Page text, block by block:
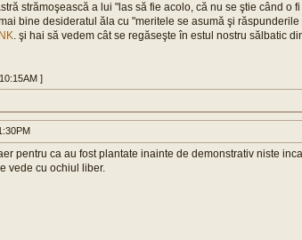
strămoşească a lui "las să fie acolo, că nu se ştie când o
bine desideratul ăla cu "meritele se asumă şi
. şi hai să vedem cât se regăseşte în estul nostru sălbatic
]
pentru ca au fost plantate inainte de demonstrativ niste
vede cu ochiul liber.